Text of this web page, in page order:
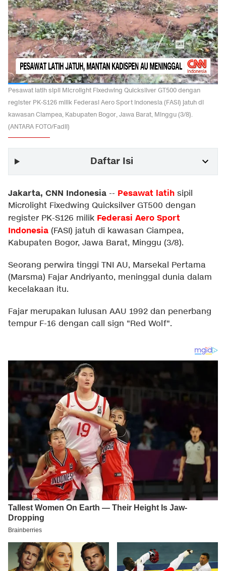
Pesawat latih sipil Microlight Fixedwing Quicksilver GT500 dengan
register PK-S126 milik Federasi Aero Sport Indonesia (FASI) jatuh di
kawasan Ciampea, Kabupaten Bogor, Jawa Barat, Minggu (3/8).
(ANTARA FOTO/Fadli)
Daftar Isi
Jakarta, CNN Indonesia -- Pesawat latih sipil
Microlight Fixedwing Quicksilver GT500 dengan
register PK-S126 milik Federasi Aero Sport
Indonesia (FASI) jatuh di kawasan Ciampea,
Kabupaten Bogor, Jawa Barat, Minggu (3/8).
Seorang perwira tinggi TNI AU, Marsekal Pertama
(Marsma) Fajar Andriyanto, meninggal dunia dalam
kecelakaan itu.
Fajar merupakan lulusan AAU 1992 dan penerbang
tempur F-16 dengan call sign "Red Wolf".